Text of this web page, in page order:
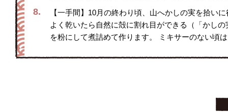
8.
【一手間】10月の終わり頃、山へかしの実を拾い
よく乾いたら自然に殻に割れ目ができる（「かし
を粉にして煮詰めて作ります。 ミキサーのない頃